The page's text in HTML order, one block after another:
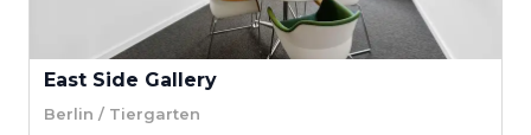
East Side Gallery
Berlin / Tiergarten